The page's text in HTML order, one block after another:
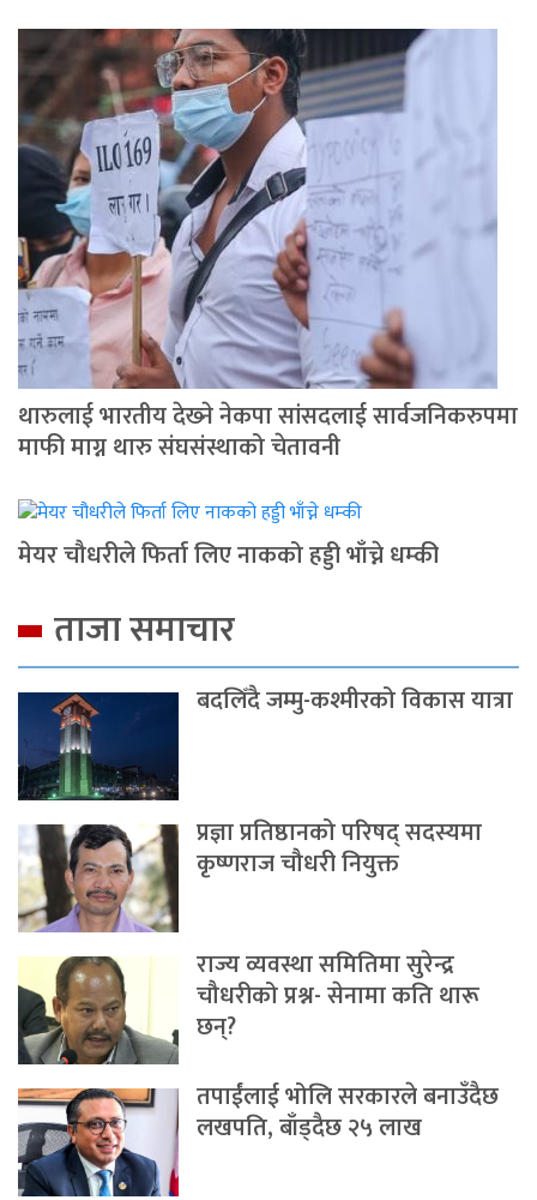
थारुलाई भारतीय देख्‍ने नेकपा सांसदलाई सार्वजनिकरुपमा
माफी माग्न थारु संघसंस्थाको चेतावनी
मेयर चौधरीले फिर्ता लिए नाकको हड्डी भाँच्ने धम्की
ताजा समाचार
बदलिँदै जम्मु-कश्मीरको विकास यात्रा
प्रज्ञा प्रतिष्ठानको परिषद् सदस्यमा
कृष्णराज चौधरी नियुक्त
राज्य व्यवस्था समितिमा सुरेन्द्र
चौधरीको प्रश्न- सेनामा कति थारू
छन्?
तपाईंलाई भोलि सरकारले बनाउँदैछ
लखपति, बाँड्दैछ २५ लाख